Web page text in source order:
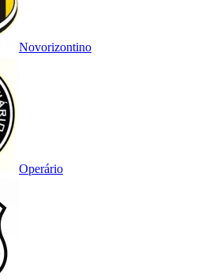
Novorizontino
Operário